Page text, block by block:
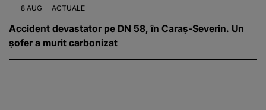
8 AUG ACTUALE
Accident devastator pe DN 58, în Caraș-Severin. Un
șofer a murit carbonizat